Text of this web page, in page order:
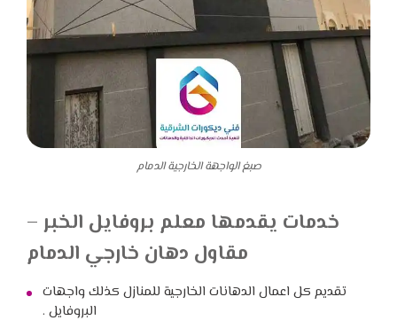
صبغ الواجهة الخارجية الدمام
خدمات يقدمها معلم بروفايل الخبر –
مقاول دهان خارجي الدمام
تقديم كل اعمال الدهانات الخارجية للمنازل كذلك واجهات
البروفايل .